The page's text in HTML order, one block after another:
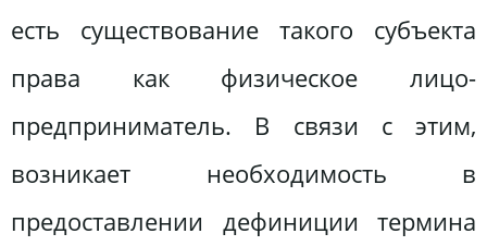
есть существование такого субъекта
права как физическое лицо-
предприниматель. В связи с этим,
возникает необходимость в
предоставлении дефиниции термина